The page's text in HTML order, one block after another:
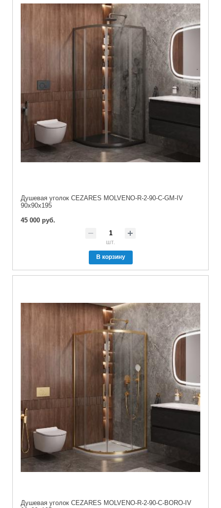
Душевая уголок CEZARES MOLVENO-R-2-90-C-GM-IV
90x90x195
45 000 руб.
шт.
В корзину
Душевая уголок CEZARES MOLVENO-R-2-90-C-BORO-IV